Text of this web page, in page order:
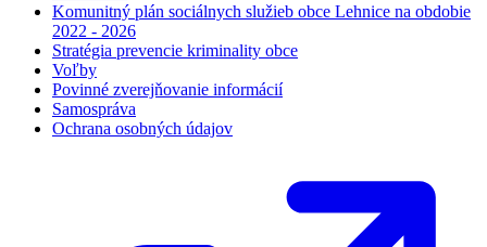
Komunitný plán sociálnych služieb obce Lehnice na obdobie
2022 - 2026
Stratégia prevencie kriminality obce
Voľby
Povinné zverejňovanie informácií
Samospráva
Ochrana osobných údajov